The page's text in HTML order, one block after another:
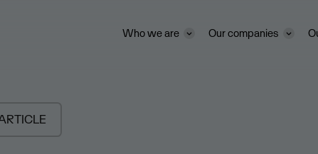
Who we are Our companies